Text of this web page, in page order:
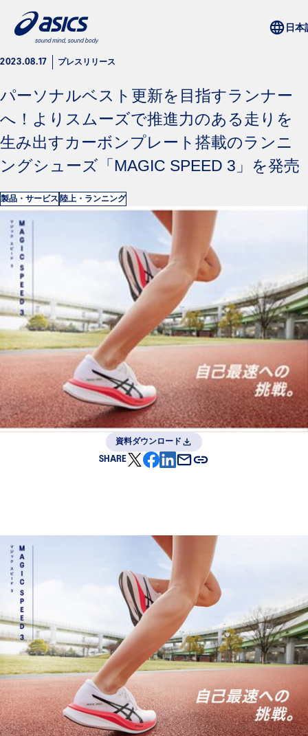
2023.08.17 プレスリリース
パーソナルベスト更新を目指すランナー
へ！よりスムーズで推進力のある走りを
生み出すカーボンプレート搭載のランニ
ングシューズ「MAGIC SPEED 3」を発売
製品・サービス 陸上・ランニング
資料ダウンロード
SHARE